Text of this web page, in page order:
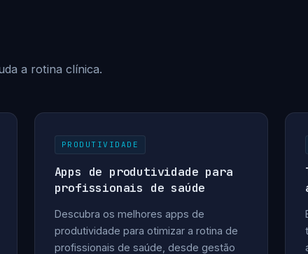
a rotina clínica.
PRODUTIVIDADE
Apps de produtividade para
profissionais de saúde
Descubra os melhores apps de
produtividade para otimizar a rotina de
profissionais de saúde, desde gestão